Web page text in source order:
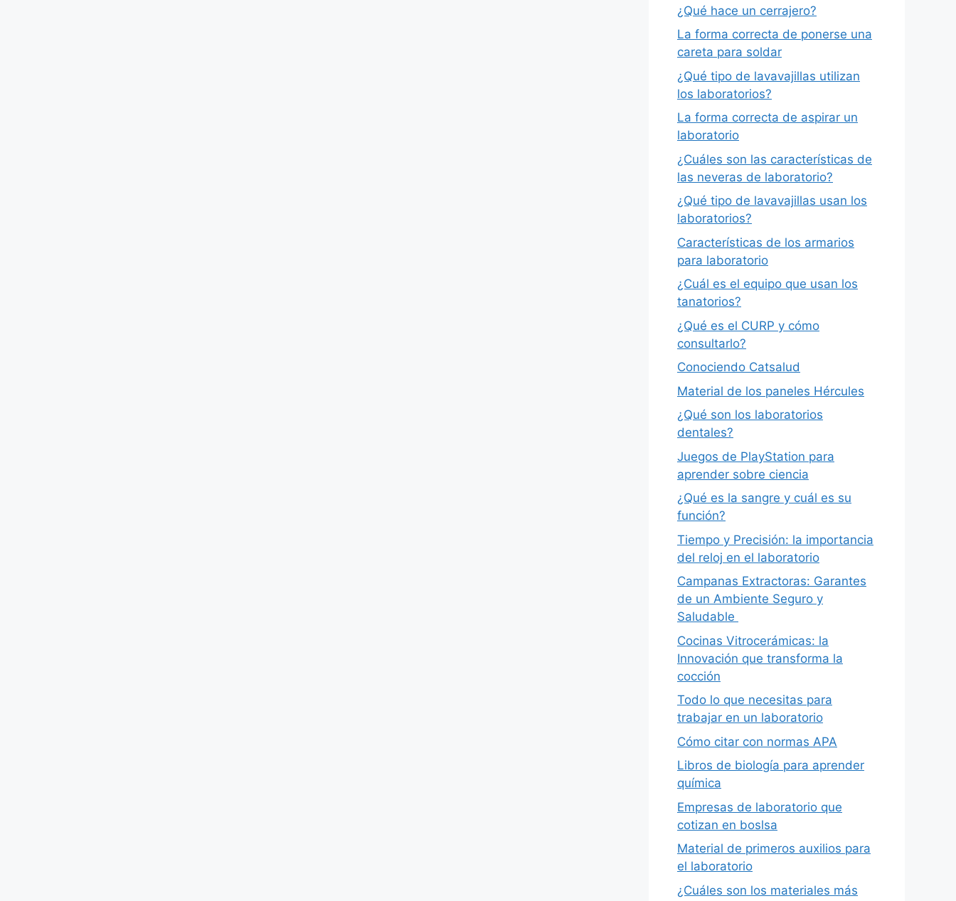
¿Qué hace un cerrajero?
La forma correcta de ponerse una
careta para soldar
¿Qué tipo de lavavajillas utilizan
los laboratorios?
La forma correcta de aspirar un
laboratorio
¿Cuáles son las características de
las neveras de laboratorio?
¿Qué tipo de lavavajillas usan los
laboratorios?
Características de los armarios
para laboratorio
¿Cuál es el equipo que usan los
tanatorios?
¿Qué es el CURP y cómo
consultarlo?
Conociendo Catsalud
Material de los paneles Hércules
¿Qué son los laboratorios
dentales?
Juegos de PlayStation para
aprender sobre ciencia
¿Qué es la sangre y cuál es su
función?
Tiempo y Precisión: la importancia
del reloj en el laboratorio
Campanas Extractoras: Garantes
de un Ambiente Seguro y
Saludable
Cocinas Vitrocerámicas: la
Innovación que transforma la
cocción
Todo lo que necesitas para
trabajar en un laboratorio
Cómo citar con normas APA
Libros de biología para aprender
química
Empresas de laboratorio que
cotizan en boslsa
Material de primeros auxilios para
el laboratorio
¿Cuáles son los materiales más